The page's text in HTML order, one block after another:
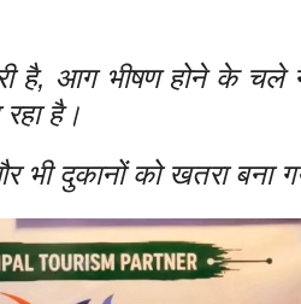
है, आग भीषण होने के चले
रहा है।
दुकानों को खतरा बना